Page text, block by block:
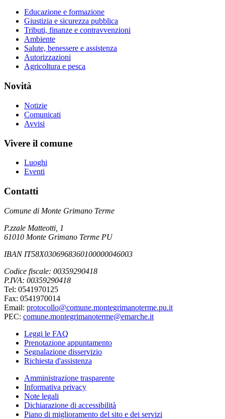
Educazione e formazione
Giustizia e sicurezza pubblica
Tributi, finanze e contravvenzioni
Ambiente
Salute, benessere e assistenza
Autorizzazioni
Agricoltura e pesca
Novità
Notizie
Comunicati
Avvisi
Vivere il comune
Luoghi
Eventi
Contatti
Comune di Monte Grimano Terme
P.zzale Matteotti, 1
61010 Monte Grimano Terme PU
IBAN IT58X0306968360100000046003
Codice fiscale: 00359290418
P.IVA: 00359290418
Tel: 0541970125
Fax: 0541970014
Email: protocollo@comune.montegrimanoterme.pu.it
PEC: comune.montegrimanoterme@emarche.it
Leggi le FAQ
Prenotazione appuntamento
Segnalazione disservizio
Richiesta d'assistenza
Amministrazione trasparente
Informativa privacy
Note legali
Dichiarazione di accessibilità
Piano di miglioramento del sito e dei servizi